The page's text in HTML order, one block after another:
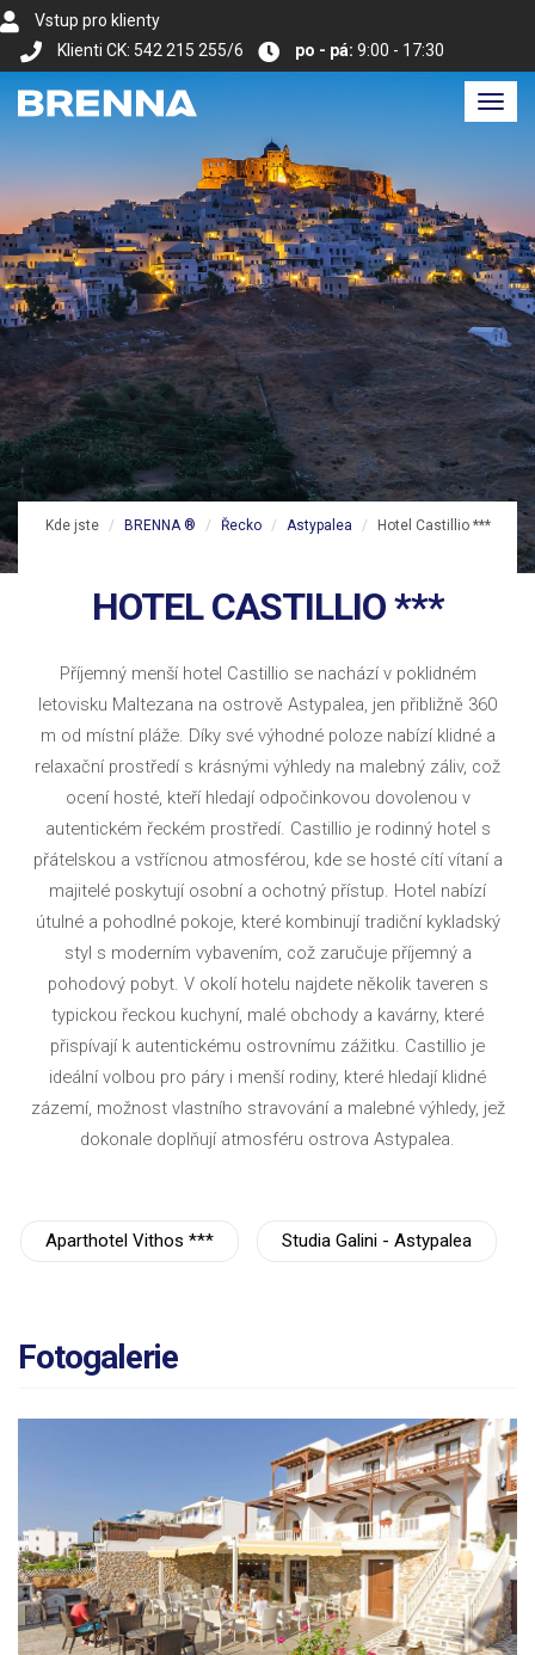
Vstup pro klienty
Klienti CK: 542 215 255/6
po - pá: 9:00 - 17:30
Kde jste BRENNA ® Řecko Astypalea Hotel Castillio ***
HOTEL CASTILLIO ***
Příjemný menší hotel Castillio se nachází v poklidném
letovisku Maltezana na ostrově Astypalea, jen přibližně 360
m od místní pláže. Díky své výhodné poloze nabízí klidné a
relaxační prostředí s krásnými výhledy na malebný záliv, což
ocení hosté, kteří hledají odpočinkovou dovolenou v
autentickém řeckém prostředí. Castillio je rodinný hotel s
přátelskou a vstřícnou atmosférou, kde se hosté cítí vítaní a
majitelé poskytují osobní a ochotný přístup. Hotel nabízí
útulné a pohodlné pokoje, které kombinují tradiční kykladský
styl s moderním vybavením, což zaručuje příjemný a
pohodový pobyt. V okolí hotelu najdete několik taveren s
typickou řeckou kuchyní, malé obchody a kavárny, které
přispívají k autentickému ostrovnímu zážitku. Castillio je
ideální volbou pro páry i menší rodiny, které hledají klidné
zázemí, možnost vlastního stravování a malebné výhledy, jež
dokonale doplňují atmosféru ostrova Astypalea.
Aparthotel Vithos *** Studia Galini - Astypalea
Fotogalerie